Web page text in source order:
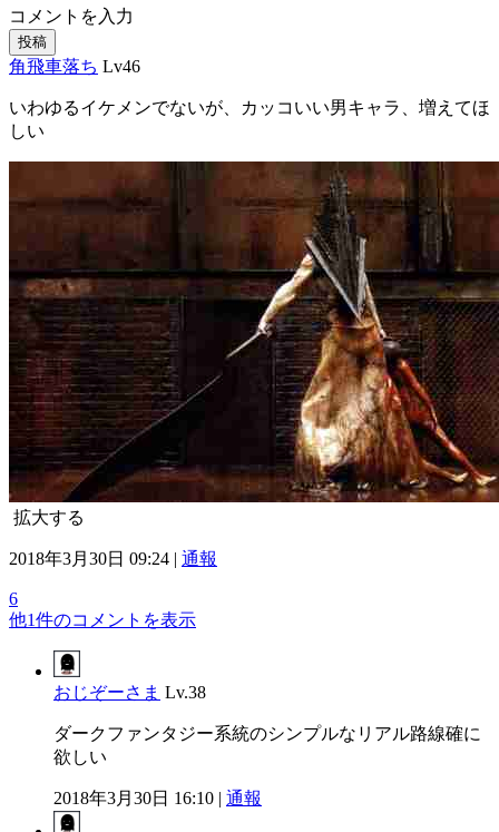
コメントを入力
投稿
角飛車落ち Lv46
いわゆるイケメンでないが、カッコいい男キャラ、増えてほ
しい
拡大する
2018年3月30日 09:24 | 通報
6
他1件のコメントを表示
おじぞーさま Lv.38
ダークファンタジー系統のシンプルなリアル路線確に
欲しい
2018年3月30日 16:10 | 通報